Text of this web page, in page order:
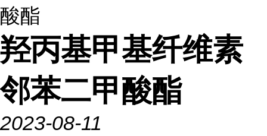
酸酯
羟丙基甲基纤维素
邻苯二甲酸酯
2023-08-11